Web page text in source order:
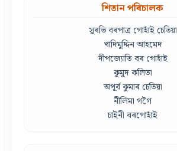
শিতান পৰিচালক
সুৰভি বৰপাত্ৰ গোহাঁই চেতিয়া
খাদিমুদ্দিন আহমেদ
দীপজ্যোতি বৰ গোহাঁই
কুমুদ কলিতা
অপূৰ্ব কুমাৰ চেতিয়া
নীলিমা গগৈ
চাইনী বৰগোহাঁই